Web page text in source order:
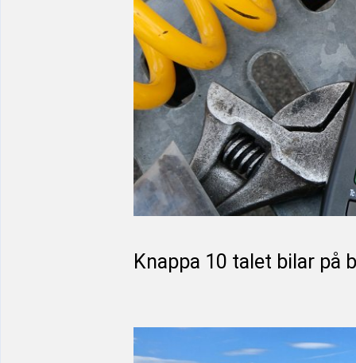
Knappa 10 talet bilar på